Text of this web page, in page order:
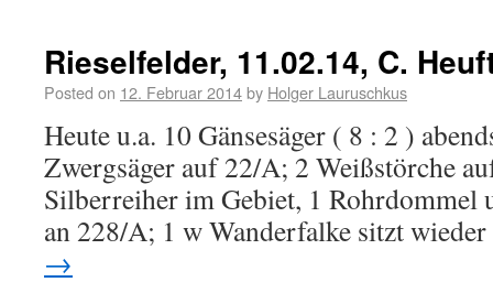
Rieselfelder, 11.02.14, C.
Posted on 12. Februar 2014by Holger Lauruschkus
Heute u.a. 10 Gänsesäger ( 8 : 2 )
Zwergsäger auf 22/A; 2 Weißstörche
Silberreiher im Gebiet, 1
an 228/A; 1 w Wanderfalke sitzt
→